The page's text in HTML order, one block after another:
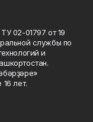
02-01797 от 19
службы по
и
лет.